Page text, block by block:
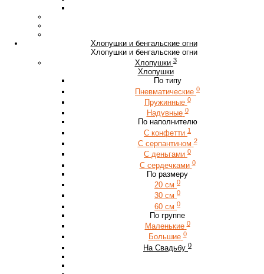
Хлопушки и бенгальские огни
Хлопушки и бенгальские огни
Хлопушки 3
Хлопушки
По типу
Пневматические 0
Пружинные 0
Надувные 0
По наполнителю
С конфетти 1
С серпантином 2
С деньгами 0
С сердечками 0
По размеру
20 см 0
30 см 0
60 см 0
По группе
Маленькие 0
Большие 0
На Свадьбу 0